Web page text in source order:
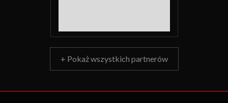
+ Pokaż wszystkich partnerów